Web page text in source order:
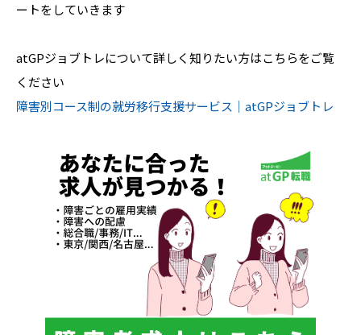
ートをしていきます
atGPジョブトレについて詳しく知りたい方はこちらをご覧
ください
障害別コース制の就労移行支援サービス｜atGPジョブトレ